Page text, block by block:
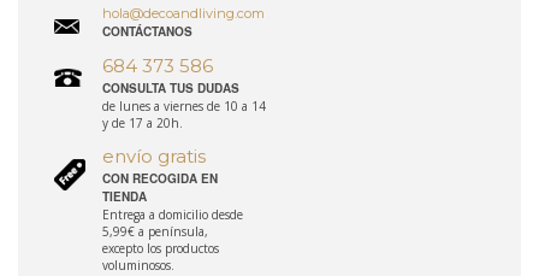
hola@decoandliving.com
CONTÁCTANOS
684 373 586
CONSULTA TUS DUDAS
de lunes a viernes de 10 a 14
y de 17 a 20h.
envío gratis
CON RECOGIDA EN
TIENDA
Entrega a domicilio desde
5,99€ a península,
excepto los productos
voluminosos.